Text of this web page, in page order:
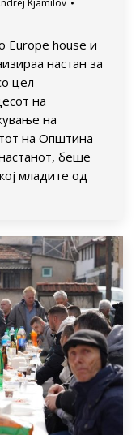
Kjamilov
Europe house и
настан за
цел
на
на
на Општина
беше
младите од